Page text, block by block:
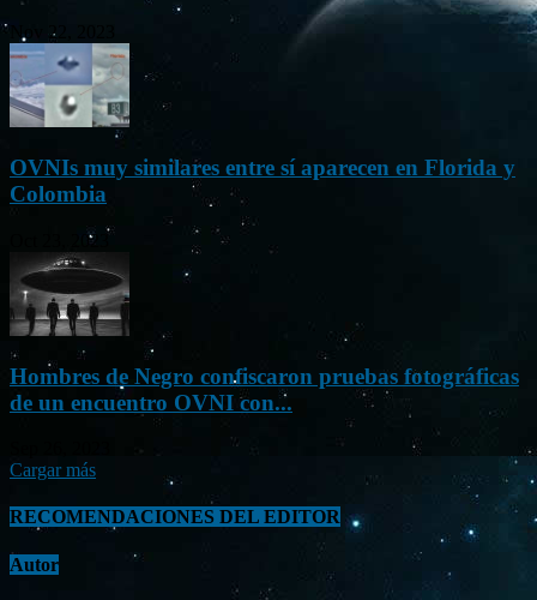
Nov 22, 2023
OVNIs muy similares entre sí aparecen en Florida y
Colombia
Oct 23, 2023
Hombres de Negro confiscaron pruebas fotográficas
de un encuentro OVNI con...
Cargar más
RECOMENDACIONES DEL EDITOR
Autor